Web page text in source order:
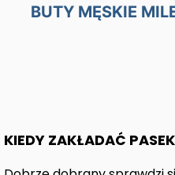
BUTY MĘSKIE
KIEDY ZAKŁADAĆ